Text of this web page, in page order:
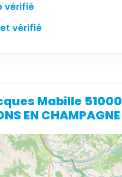
vérifié
vérifié
Mabille 51000
EN CHAMPAGNE